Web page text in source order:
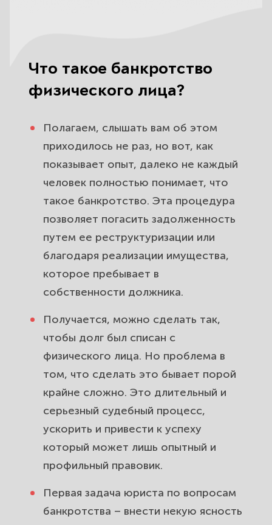
Какие юристы вас обокрадут
На что обратить внимание при
Что такое банкротство
физического лица?
Полагаем, слышать вам об этом
приходилось не раз, но вот, как
показывает опыт, далеко не каждый
человек полностью понимает, что
такое банкротство. Эта процедура
позволяет погасить задолженность
путем ее реструктуризации или
благодаря реализации имущества,
которое пребывает в
собственности должника.
Получается, можно сделать так,
чтобы долг был списан с
физического лица. Но проблема в
том, что сделать это бывает порой
крайне сложно. Это длительный и
серьезный судебный процесс,
ускорить и привести к успеху
который может лишь опытный и
профильный правовик.
Первая задача юриста по вопросам
банкротства – внести некую ясность